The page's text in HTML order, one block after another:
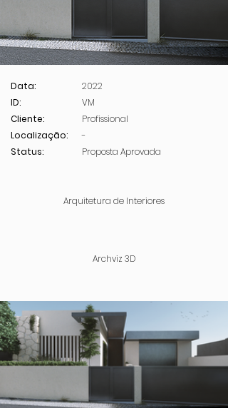
Data:
2022
ID:
VM
Cliente:
Profissional
Localização:
-
Status:
Proposta Aprovada
Arquitetura de Interiores
Archviz 3D